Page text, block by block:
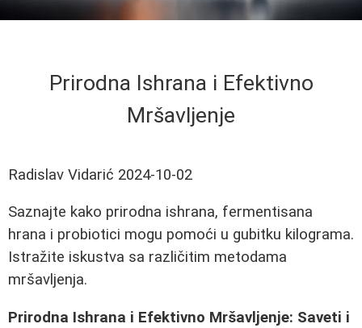
Prirodna Ishrana i Efektivno
Mršavljenje
Radislav Vidarić 2024-10-02
Saznajte kako prirodna ishrana, fermentisana
hrana i probiotici mogu pomoći u gubitku kilograma.
Istražite iskustva sa različitim metodama
mršavljenja.
Prirodna Ishrana i Efektivno Mršavljenje: Saveti i